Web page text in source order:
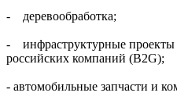
- деревообработка;
- инфраструктурные
российских компаний (B2G);
- автомобильные запчасти и